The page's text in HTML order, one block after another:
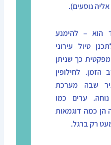
נוסעים).
הוא – להימנע
טיול עירוני
כך שניתן
לחילופין
שבה מערכת
ערים כמו
הן כמה דוגמאות
רק ברגל.